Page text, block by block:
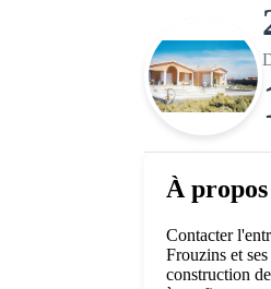
À propos
Contacter
Frouzins et
construction